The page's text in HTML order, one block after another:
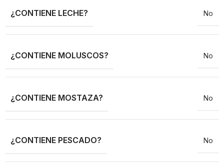
¿CONTIENE LECHE? No
¿CONTIENE MOLUSCOS? No
¿CONTIENE MOSTAZA? No
¿CONTIENE PESCADO? No